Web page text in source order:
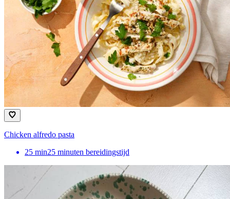
Chicken alfredo pasta
25 min25 minuten bereidingstijd